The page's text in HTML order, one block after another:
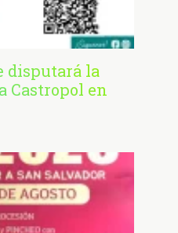
disputará la
Castropol en